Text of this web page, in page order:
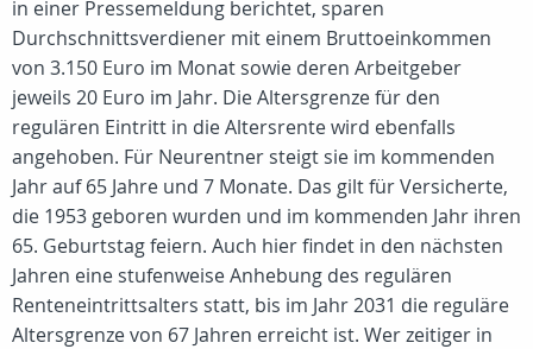
in einer Pressemeldung berichtet, sparen
Durchschnittsverdiener mit einem Bruttoeinkommen
von 3.150 Euro im Monat sowie deren Arbeitgeber
jeweils 20 Euro im Jahr. Die Altersgrenze für den
regulären Eintritt in die Altersrente wird ebenfalls
angehoben. Für Neurentner steigt sie im kommenden
Jahr auf 65 Jahre und 7 Monate. Das gilt für Versicherte,
die 1953 geboren wurden und im kommenden Jahr ihren
65. Geburtstag feiern. Auch hier findet in den nächsten
Jahren eine stufenweise Anhebung des regulären
Renteneintrittsalters statt, bis im Jahr 2031 die reguläre
Altersgrenze von 67 Jahren erreicht ist. Wer zeitiger in